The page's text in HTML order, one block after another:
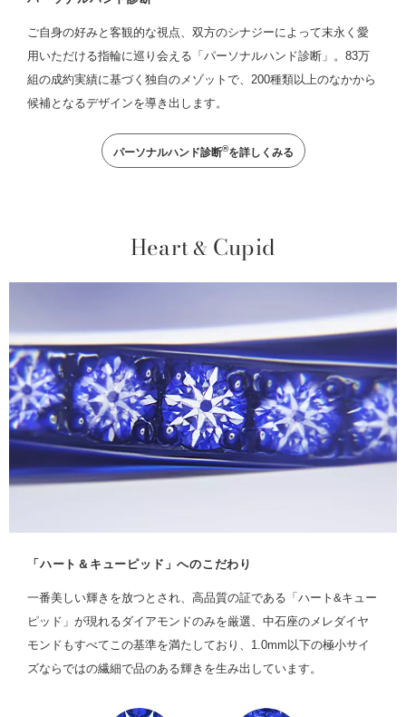
ご自身の好みと客観的な視点、双方のシナジーによって末永く愛
用いただける指輪に巡り会える「パーソナルハンド診断」。83万
組の成約実績に基づく独自のメゾットで、200種類以上のなかから
候補となるデザインを導き出します。
パーソナルハンド診断®を詳しくみる
Heart& Cupid
「ハート＆キューピッド」へのこだわり
一番美しい輝きを放つとされ、高品質の証である「ハート&キュー
ピッド」が現れるダイアモンドのみを厳選、中石座のメレダイヤ
モンドもすべてこの基準を満たしており、1.0mm以下の極小サイ
ズならではの繊細で品のある輝きを生み出しています。